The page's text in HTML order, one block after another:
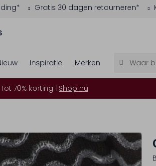
Gratis 30 dagen retourneren*
Inspiratie Merken
Tot 70% korting | Shop nu